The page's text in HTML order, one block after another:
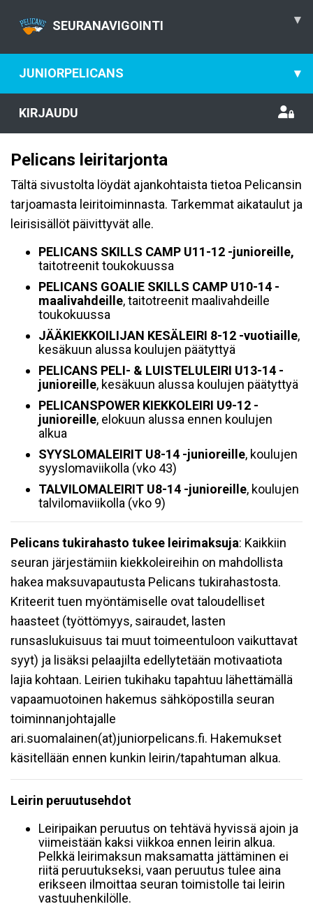
SEURANAVIGOINTI ▾
JUNIORPELICANS ▾
KIRJAUDU
Pelicans leiritarjonta
Tältä sivustolta löydät ajankohtaista tietoa Pelicansin
tarjoamasta leiritoiminnasta. Tarkemmat aikataulut ja
leirisisällöt päivittyvät alle.
PELICANS SKILLS CAMP U11-12 -junioreille,
taitotreenit toukokuussa
PELICANS GOALIE SKILLS CAMP U10-14 -
maalivahdeille, taitotreenit maalivahdeille
toukokuussa
JÄÄKIEKKOILIJAN KESÄLEIRI 8-12 -vuotiaille,
kesäkuun alussa koulujen päätyttyä
PELICANS PELI- & LUISTELULEIRI U13-14 -
junioreille, kesäkuun alussa koulujen päätyttyä
PELICANSPOWER KIEKKOLEIRI U9-12 -
junioreille, elokuun alussa ennen koulujen
alkua
SYYSLOMALEIRIT U8-14 -junioreille, koulujen
syyslomaviikolla (vko 43)
TALVILOMALEIRIT U8-14 -junioreille, koulujen
talvilomaviikolla (vko 9)
Pelicans tukirahasto tukee leirimaksuja: Kaikkiin
seuran järjestämiin kiekkoleireihin on mahdollista
hakea maksuvapautusta Pelicans tukirahastosta.
Kriteerit tuen myöntämiselle ovat taloudelliset
haasteet (työttömyys, sairaudet, lasten
runsaslukuisuus tai muut toimeentuloon vaikuttavat
syyt) ja lisäksi pelaajilta edellytetään motivaatiota
lajia kohtaan. Leirien tukihaku tapahtuu lähettämällä
vapaamuotoinen hakemus sähköpostilla seuran
toiminnanjohtajalle
ari.suomalainen(at)juniorpelicans.fi. Hakemukset
käsitellään ennen kunkin leirin/tapahtuman alkua.
Leirin peruutusehdot
Leiripaikan peruutus on tehtävä hyvissä ajoin ja
viimeistään kaksi viikkoa ennen leirin alkua.
Pelkkä leirimaksun maksamatta jättäminen ei
riitä peruutukseksi, vaan peruutus tulee aina
erikseen ilmoittaa seuran toimistolle tai leirin
vastuuhenkilölle.